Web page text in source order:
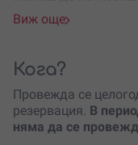
любителите на
ще опиташ са
изтънченото небце.
На тази
насладите на цели
сладоледени
вкъщи . Избери
Виж още
Кога?
Провежда се
резервация. В
няма да се